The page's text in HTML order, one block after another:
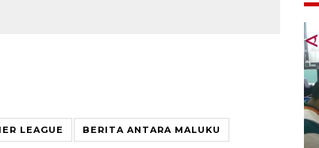
LEAGUE BERITA ANTARA MALUKU
Ambon ajak semua pihak buka